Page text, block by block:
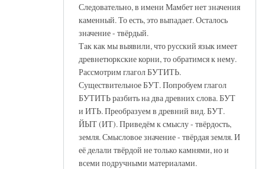
Следовательно, в имени Мамбет нет значения
каменный. То есть, это выпадает. Осталось
значение - твёрдый.
Так как мы выявили, что русский язык имеет
древнетюркские корни, то обратимся к нему.
Рассмотрим глагол БУТИТЬ.
Существительное БУТ. Попробуем глагол
БУТИТЬ разбить на два древних слова. БУТ
и ИТЬ. Преобразуем в древний вид. БУТ.
ЙЫТ (ИТ). Приведём к смыслу - твёрдость,
земля. Смысловое значение - твёрдая земля. И
её делали твёрдой не только камнями, но и
всеми подручными материалами.